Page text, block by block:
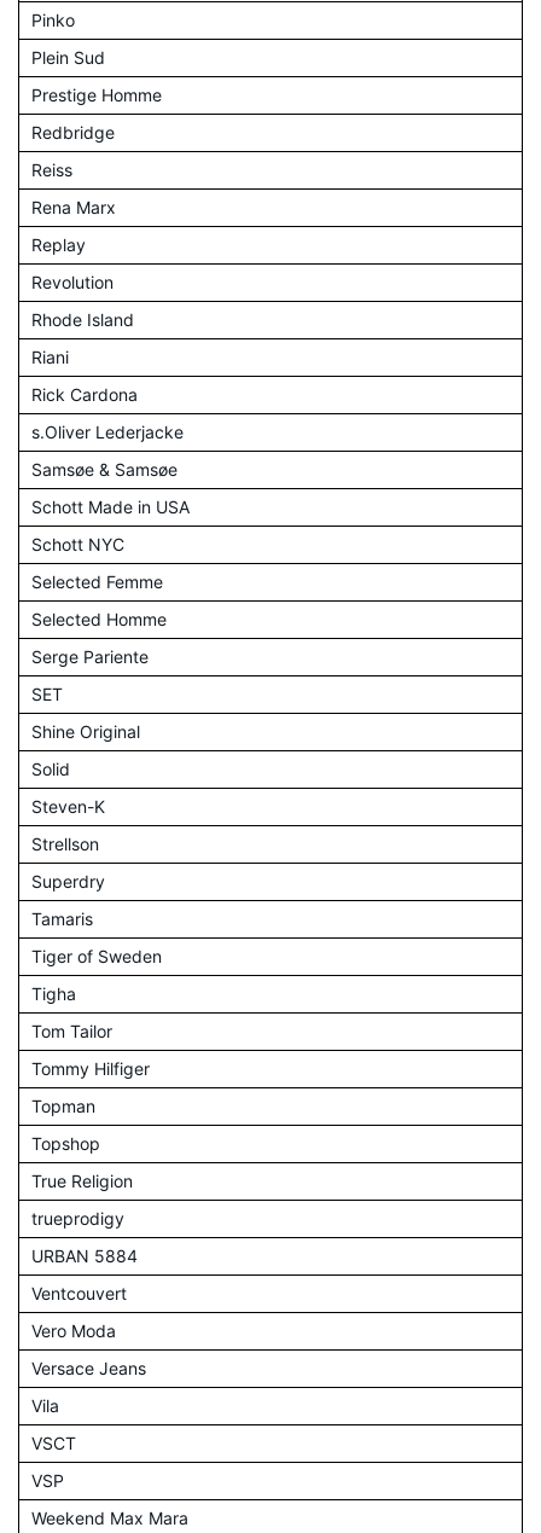
Pinko
Plein Sud
Prestige Homme
Redbridge
Reiss
Rena Marx
Replay
Revolution
Rhode Island
Riani
Rick Cardona
s.Oliver Lederjacke
Samsøe & Samsøe
Schott Made in USA
Schott NYC
Selected Femme
Selected Homme
Serge Pariente
SET
Shine Original
Solid
Steven-K
Strellson
Superdry
Tamaris
Tiger of Sweden
Tigha
Tom Tailor
Tommy Hilfiger
Topman
Topshop
True Religion
trueprodigy
URBAN 5884
Ventcouvert
Vero Moda
Versace Jeans
Vila
VSCT
VSP
Weekend Max Mara